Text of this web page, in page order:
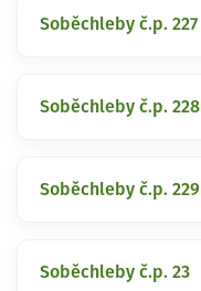
Soběchleby č.p. 227
Soběchleby č.p. 228
Soběchleby č.p. 229
Soběchleby č.p. 23